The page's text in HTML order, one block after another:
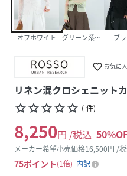
オフホワイト グリーン系その他 ブ
favorite_border お気に
リネン混クロシェニット
star_borderstar_borderstar_borderstar_borderstar_border (-件)
8,250円 /税込 50
メーカー希望小売価格16,500円 /
75ポイント 1倍
内訳